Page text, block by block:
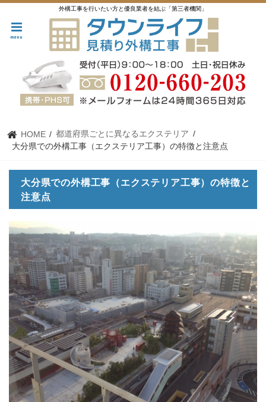
外構工事を行いたい方と優良業者を結ぶ「第三者機関」
menu
HOME
都道府県ごとに異なるエクステリア
大分県での外構工事（エクステリア工事）の特徴と注意点
大分県での外構工事（エクステリア工事）の特徴と
注意点